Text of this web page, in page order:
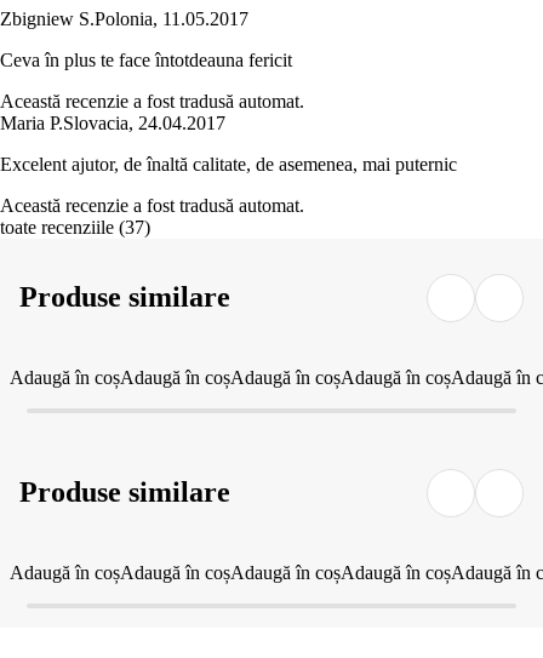
Zbigniew S.Polonia, 11.05.2017
Ceva în plus te face întotdeauna fericit
Această recenzie a fost tradusă automat.
Maria P.Slovacia, 24.04.2017
Excelent ajutor, de înaltă calitate, de asemenea, mai puternic
Această recenzie a fost tradusă automat.
toate recenziile (37)
Produse similare
Adaugă în coșAdaugă în coșAdaugă în coșAdaugă în coșAdaugă în
Produse similare
Adaugă în coșAdaugă în coșAdaugă în coșAdaugă în coșAdaugă în